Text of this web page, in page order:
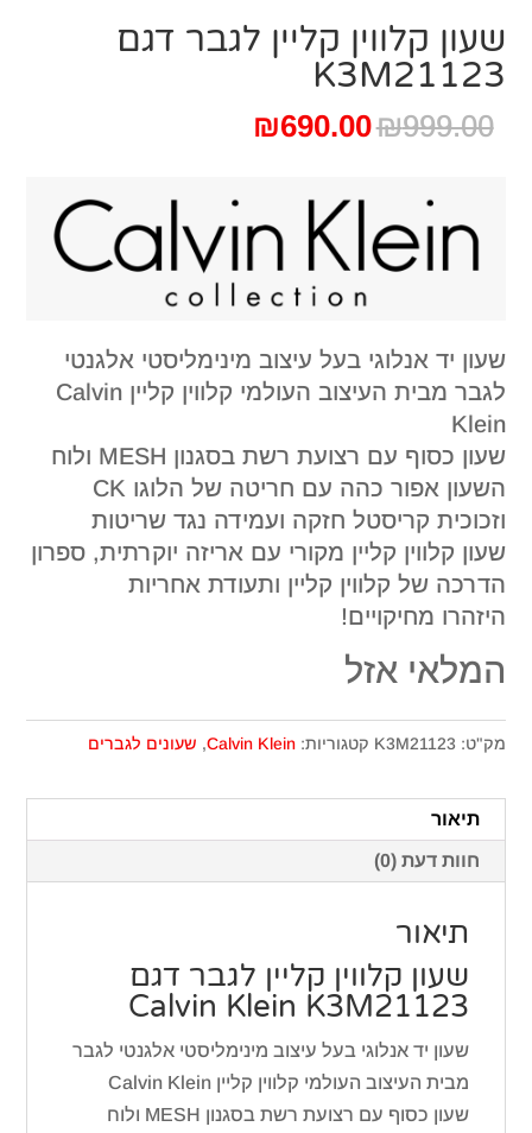
שעון קלווין קליין לגבר דגם
K3M21123
₪999.00
המחיר
₪999.00.
₪690.00
₪690.00.
שעון יד אנלוגי בעל עיצוב מינימליסטי אלגנטי
לגבר מבית העיצוב העולמי קלווין קליין Calvin
Klein
שעון כסוף עם רצועת רשת בסגנון MESH ולוח
השעון אפור כהה עם חריטה של הלוגו CK
וזכוכית קריסטל חזקה ועמידה נגד שריטות
שעון קלווין קליין מקורי עם אריזה יוקרתית, ספרון
הדרכה של קלווין קליין ותעודת אחריות
היזהרו מחיקויים!
המלאי אזל
מק"ט: K3M21123 קטגוריות:Calvin Klein
, שעונים לגברים
תיאור
חוות דעת (0)
תיאור
שעון קלווין קליין לגבר דגם
Calvin Klein K3M21123
שעון יד אנלוגי בעל עיצוב מינימליסטי אלגנטי לגבר
מבית העיצוב העולמי קלווין קליין Calvin Klein
שעון כסוף עם רצועת רשת בסגנון MESH ולוח